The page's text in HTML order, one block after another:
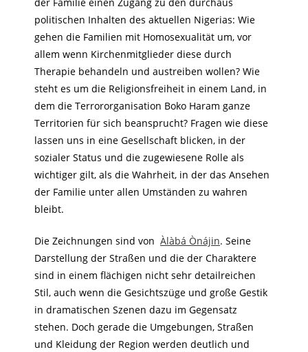
politischen Inhalten des aktuellen Nigerias: Wie
gehen die Familien mit Homosexualität um, vor
allem wenn Kirchenmitglieder diese durch
Therapie behandeln und austreiben wollen? Wie
steht es um die Religionsfreiheit in einem Land, in
dem die Terrororganisation Boko Haram ganze
Territorien für sich beansprucht? Fragen wie diese
lassen uns in eine Gesellschaft blicken, in der
sozialer Status und die zugewiesene Rolle als
wichtiger gilt, als die Wahrheit, in der das Ansehen
der Familie unter allen Umständen zu wahren
bleibt.
Die Zeichnungen sind von Àlàbá Ònájin. Seine
Darstellung der Straßen und die der Charaktere
sind in einem flächigen nicht sehr detailreichen
Stil, auch wenn die Gesichtszüge und große Gestik
in dramatischen Szenen dazu im Gegensatz
stehen. Doch gerade die Umgebungen, Straßen
und Kleidung der Region werden deutlich und